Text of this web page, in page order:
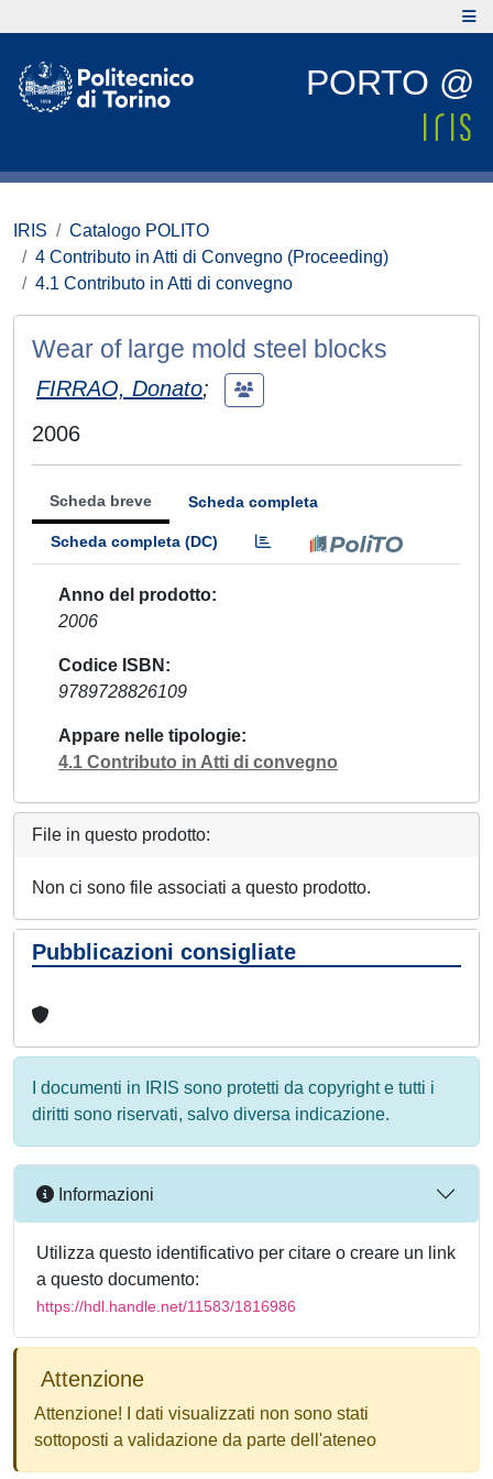
PORTO @
IRIS
Catalogo POLITO
4 Contributo in Atti di Convegno (Proceeding)
4.1 Contributo in Atti di convegno
Wear of large mold steel blocks
FIRRAO, Donato;
2006
Scheda breve Scheda completa
Scheda completa (DC)
Anno del prodotto
2006
Codice ISBN
9789728826109
Appare nelle tipologie
4.1 Contributo in Atti di convegno
File in questo prodotto:
Non ci sono file associati a questo prodotto.
Pubblicazioni consigliate
I documenti in IRIS sono protetti da copyright e tutti i
diritti sono riservati, salvo diversa indicazione.
Informazioni
Utilizza questo identificativo per citare o creare un link
a questo documento:
https://hdl.handle.net/11583/1816986
Attenzione
Attenzione! I dati visualizzati non sono stati
sottoposti a validazione da parte dell'ateneo